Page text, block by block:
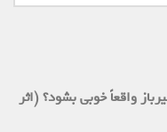
واقعاً خوبی بشود؟ (اثر